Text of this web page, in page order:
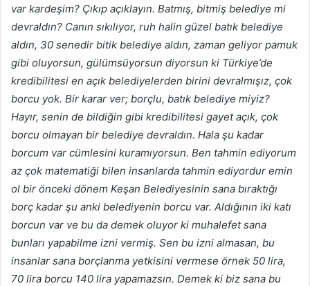
var kardeşim? Çıkıp açıklayın. Batmış, bitmiş belediye mi
devraldın? Canın sıkılıyor, ruh halin güzel batık belediye
aldın, 30 senedir bitik belediye aldın, zaman geliyor pamuk
gibi oluyorsun, gülümsüyorsun diyorsun ki Türkiye’de
kredibilitesi en açık belediyelerden birini devralmışız, çok
borcu yok. Bir karar ver; borçlu, batık belediye miyiz?
Hayır, senin de bildiğin gibi kredibilitesi gayet açık, çok
borcu olmayan bir belediye devraldın. Hala şu kadar
borcum var cümlesini kuramıyorsun. Ben tahmin ediyorum
az çok matematiği bilen insanlarda tahmin ediyordur emin
ol bir önceki dönem Keşan Belediyesinin sana bıraktığı
borç kadar şu anki belediyenin borcu var. Aldığının iki katı
borcun var ve bu da demek oluyor ki muhalefet sana
bunları yapabilme izni vermiş. Sen bu izni almasan, bu
insanlar sana borçlanma yetkisini vermese örnek 50 lira,
70 lira borcu 140 lira yapamazsın. Demek ki biz sana bu